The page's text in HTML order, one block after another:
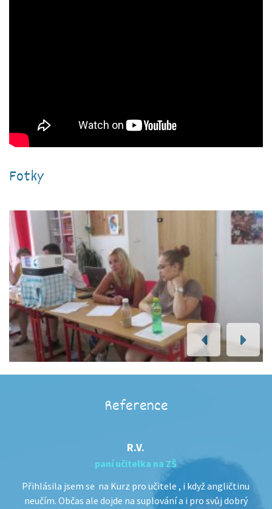
Fotky
PREVIOUS NEXT
Reference
R.V.
paní učitelka na ZŠ
Přihlásila jsem se na Kurz pro učitele , i když angličtinu
neučím. Občas ale dojde na suplování a i pro svůj dobrý